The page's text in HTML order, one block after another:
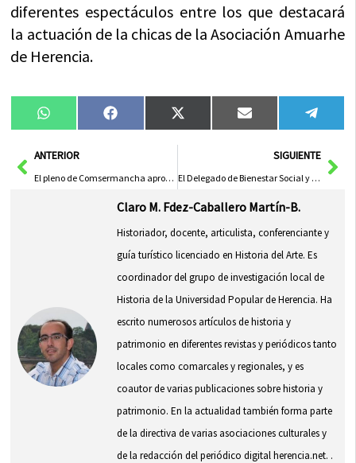
diferentes espectáculos entre los que destacará
la actuación de la chicas de la Asociación Amuarhe
de Herencia.
Compartir
en
WhatsAppCompartir
en
FacebookCompartir
en
X
(Twitter)
Compartir
en
Email
en
AntANTERIOR
El pleno de Comsermancha aprobó los presupuestos para 2009
SIGUIENTE
El Delegado de Bienestar Social y Salud visitó el Centro de Día, el nuevo CAI y la Residencia de Mayores
Claro M. Fdez-Caballero Martín-B.
Historiador, docente, articulista, conferenciante y
guía turístico licenciado en Historia del Arte. Es
coordinador del grupo de investigación local de
Historia de la Universidad Popular de Herencia. Ha
escrito numerosos artículos de historia y
patrimonio en diferentes revistas y periódicos tanto
locales como comarcales y regionales, y es
coautor de varias publicaciones sobre historia y
patrimonio. En la actualidad también forma parte
de la directiva de varias asociaciones culturales y
de la redacción del periódico digital herencia.net. .